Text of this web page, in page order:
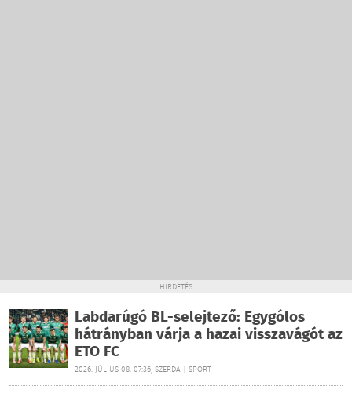
HIRDETÉS
Labdarúgó BL-selejtező: Egygólos
hátrányban várja a hazai visszavágót az
ETO FC
2026. JÚLIUS 08. 07:36, SZERDA | SPORT